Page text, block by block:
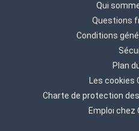
Qui
Questions
Conditions
Plan
Les cookies
Charte de protection
Emploi chez